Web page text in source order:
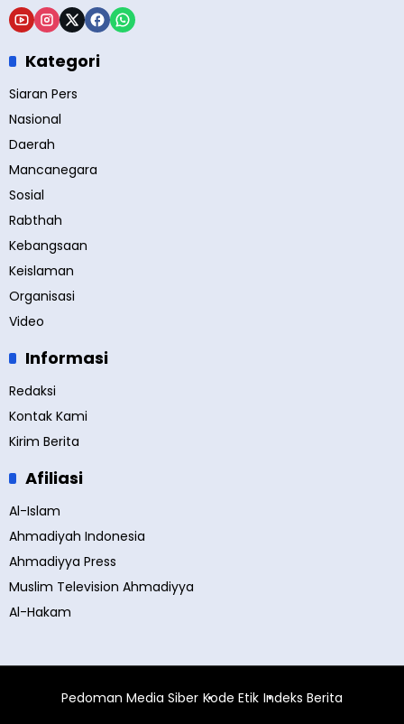
Kategori
Siaran Pers
Nasional
Daerah
Mancanegara
Sosial
Rabthah
Kebangsaan
Keislaman
Organisasi
Video
Informasi
Redaksi
Kontak Kami
Kirim Berita
Afiliasi
Al-Islam
Ahmadiyah Indonesia
Ahmadiyya Press
Muslim Television Ahmadiyya
Al-Hakam
Pedoman Media Siber Kode Etik Indeks Berita